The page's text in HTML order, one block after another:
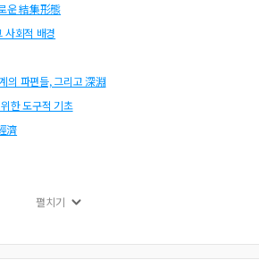
운 結集形態
사회적 배경
의 파편들, 그리고 深淵
한 도구적 기초
濟
考證學펼치기